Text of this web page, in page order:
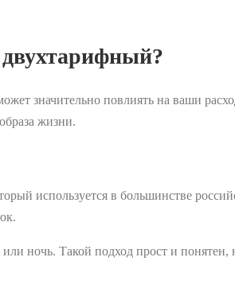
двухтарифный?
значительно повлиять на ваши
жизни.
используется в большинстве
ночь. Такой подход прост и понятен,